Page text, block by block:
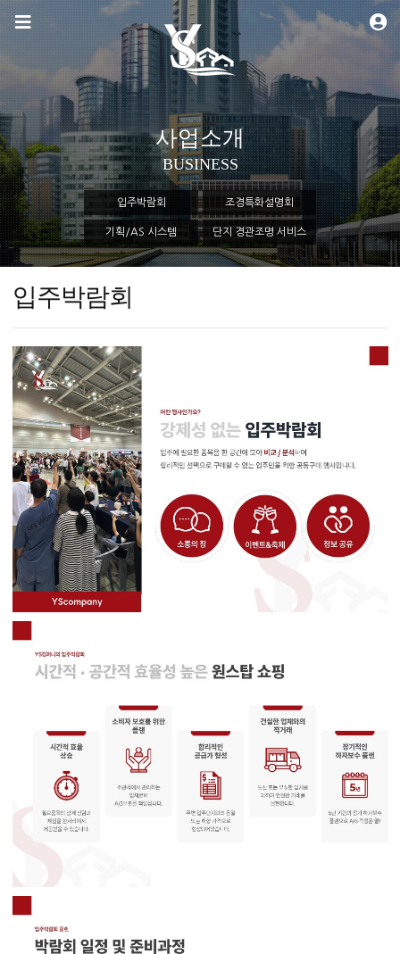
사업소개
BUSINESS
입주박람회 조경특화설명회
기획/AS 시스템 단지 경관조명 서비스
입주박람회